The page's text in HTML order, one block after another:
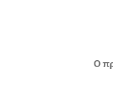
Ο